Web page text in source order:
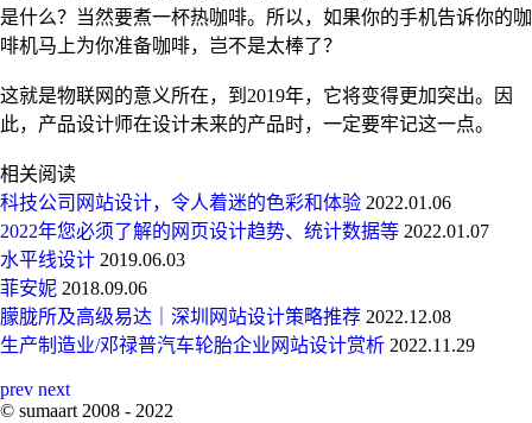
是什么？当然要煮一杯热咖啡。所以，如果你的手机告诉你的咖
啡机马上为你准备咖啡，岂不是太棒了？
这就是物联网的意义所在，到2019年，它将变得更加突出。因
此，产品设计师在设计未来的产品时，一定要牢记这一点。
相关阅读
科技公司网站设计，令人着迷的色彩和体验 2022.01.06
2022年您必须了解的网页设计趋势、统计数据等 2022.01.07
水平线设计 2019.06.03
菲安妮 2018.09.06
朦胧所及高级易达｜深圳网站设计策略推荐 2022.12.08
生产制造业/邓禄普汽车轮胎企业网站设计赏析 2022.11.29
prev next
© sumaart 2008 - 2022